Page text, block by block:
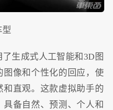
生成式人工智能和3D图
像和个性化的回应，使
直观。这款虚拟助手的
备自然、预测、个人和